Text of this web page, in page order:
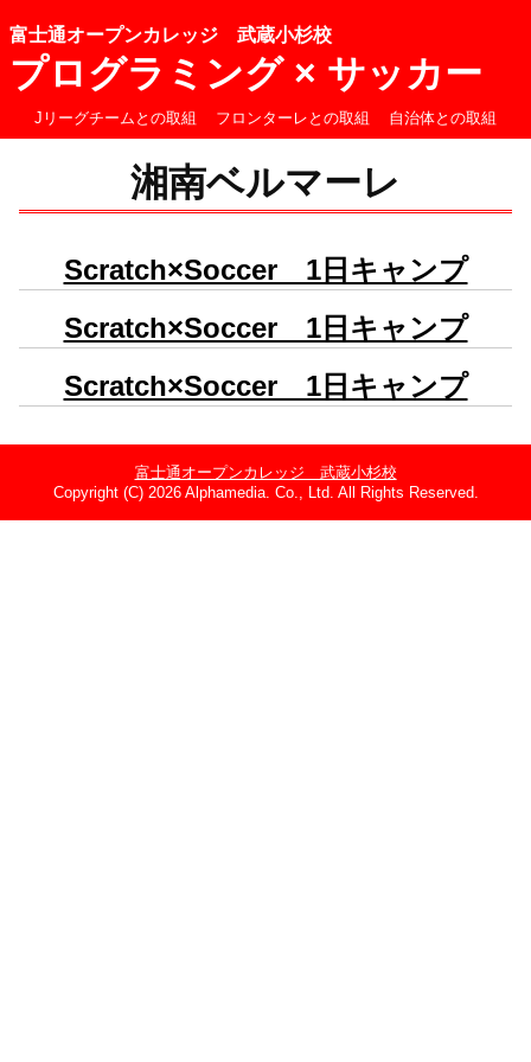
富士通オープンカレッジ 武蔵小杉校
プログラミング × サッカー
Jリーグチームとの取組 フロンターレとの取組 自治体との取組
湘南ベルマーレ
Scratch×Soccer 1日キャンプ
Scratch×Soccer 1日キャンプ
Scratch×Soccer 1日キャンプ
富士通オープンカレッジ 武蔵小杉校
Copyright (C) 2026 Alphamedia. Co., Ltd. All Rights Reserved.